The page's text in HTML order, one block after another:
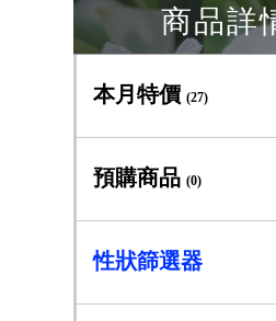
商品詳
本月特價(27)
預購商品(0)
性狀篩選器